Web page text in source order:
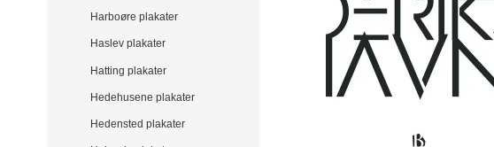
Harboøre plakater
Haslev plakater
Hatting plakater
Hedehusene plakater
Hedensted plakater